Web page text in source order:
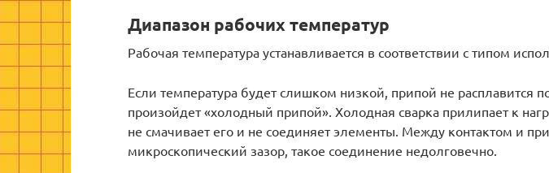
Диапазон рабочих температур
Рабочая температура устанавливается в соответствии с типом
Если температура будет слишком низкой, припой не расплавится
произойдет «холодный припой». Холодная сварка прилипает к
не смачивает его и не соединяет элементы. Между контактом и
микроскопический зазор, такое соединение недолговечно.